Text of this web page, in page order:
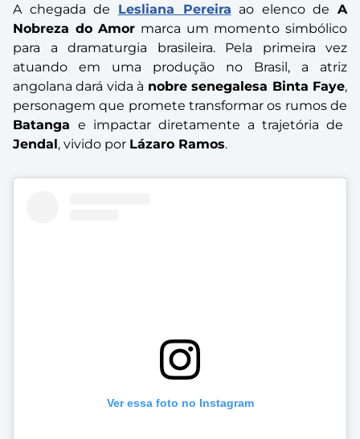
A chegada de Lesliana Pereira ao elenco de A
Nobreza do Amor marca um momento simbólico
para a dramaturgia brasileira. Pela primeira vez
atuando em uma produção no Brasil, a atriz
angolana dará vida à nobre senegalesa Binta Faye,
personagem que promete transformar os rumos de
Batanga e impactar diretamente a trajetória de
Jendal, vivido por Lázaro Ramos.
Ver essa foto no Instagram